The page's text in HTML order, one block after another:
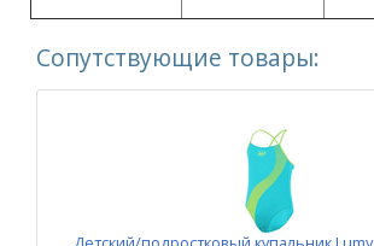
Сопутствующие товары: